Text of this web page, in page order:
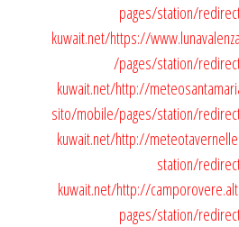
pages/station/
kuwait.net/https://
/pages/station/
kuwait.net/http://
sito/mobile/pages/station/
kuwait.net/http://
station/
kuwait.net/http://
pages/station/